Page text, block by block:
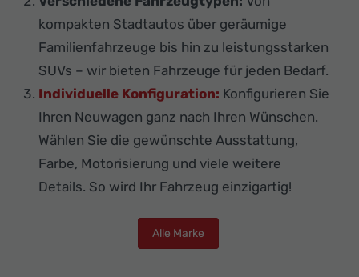
kompakten Stadtautos über geräumige
Familienfahrzeuge bis hin zu leistungsstarken
SUVs – wir bieten Fahrzeuge für jeden Bedarf.
Individuelle Konfiguration: Konfigurieren Sie
Ihren Neuwagen ganz nach Ihren Wünschen.
Wählen Sie die gewünschte Ausstattung,
Farbe, Motorisierung und viele weitere
Details. So wird Ihr Fahrzeug einzigartig!
Alle Marke